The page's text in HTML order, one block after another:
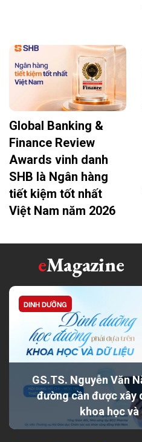
Global Banking &
Finance Review
Awards vinh danh
SHB là Ngân hàng
tiết kiệm tốt nhất
Việt Nam năm 2026
eMagazine
DINH DƯỠNG
GS.TS. Nguyễn Văn
đường cần được xây
khoa học